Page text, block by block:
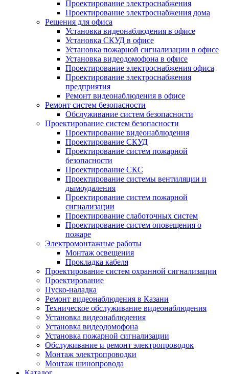
Проектирование электроснабжения
Проектирование электроснабжения дома
Решения для офиса
Установка видеонаблюдения в офисе
Установка СКУД в офисе
Установка пожарной сигнализации в офисе
Установка видеодомофона в офисе
Проектирование электроснабжения офиса
Проектирование электроснабжения
предприятия
Ремонт видеонаблюдения в офисе
Ремонт систем безопасности
Обслуживание систем безопасности
Проектирование систем безопасности
Проектирование видеонаблюдения
Проектирование СКУД
Проектирование систем пожарной
безопасности
Проектирование СКС
Проектирование системы вентиляции и
дымоудаления
Проектирование систем пожарной
сигнализации
Проектирование слаботочных систем
Проектирование систем оповещения о
пожаре
Электромонтажные работы
Монтаж освещения
Прокладка кабеля
Проектирование систем охранной сигнализации
Проектирование
Пуско-наладка
Ремонт видеонаблюдения в Казани
Техническое обслуживание видеонаблюдения
Установка видеонаблюдения
Установка видеодомофона
Установка пожарной сигнализации
Обслуживание и ремонт электропроводок
Монтаж электропроводки
Монтаж шинопровода